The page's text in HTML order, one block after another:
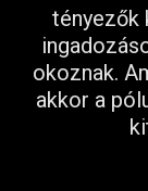
tényezők
okoznak.
akkor a